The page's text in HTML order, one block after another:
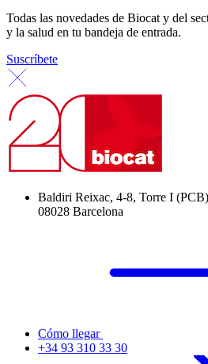
Todas las novedades de Biocat y del
y la salud en tu bandeja de entrada.
Suscríbete
Baldiri Reixac, 4-8, Torre I (PCB)
08028 Barcelona
Cómo llegar
+34 93 310 33 30